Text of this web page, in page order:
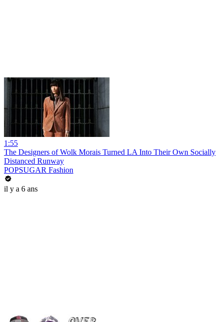
1:55
The Designers of Wolk Morais Turned LA Into Their Own Socially
Distanced Runway
POPSUGAR Fashion
il y a 6 ans